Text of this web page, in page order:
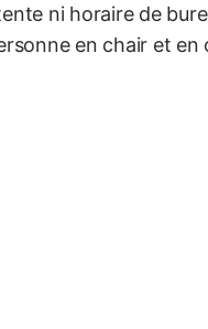
ni horaire de
en chair et en